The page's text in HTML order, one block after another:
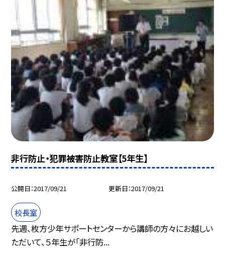
非行防止・犯罪被害防止教室【5年生】
公開日 2017/09/21 更新日 2017/09/21
校長室
先週、枚方少年サポートセンターから講師の方々にお越しい
ただいて、５年生が「非行防...